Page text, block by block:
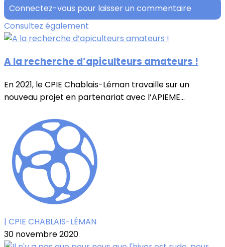
Connectez-vous pour laisser un commentaire
Consultez également
A la recherche d’apiculteurs amateurs !
En 2021, le CPIE Chablais-Léman travaille sur un
nouveau projet en partenariat avec l’APIEME...
| CPIE CHABLAIS-LÉMAN
30 novembre 2020